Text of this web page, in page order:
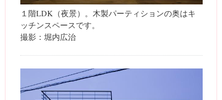
１階LDK（夜景）。木製パーティションの奥はキ
ッチンスペースです。
撮影：堀内広治